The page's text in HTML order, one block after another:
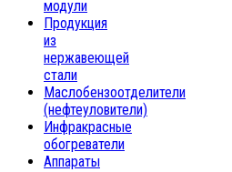
модули
Продукция
из
нержавеющей
стали
Маслобензоотделители
(нефтеуловители)
Инфракрасные
обогреватели
Аппараты